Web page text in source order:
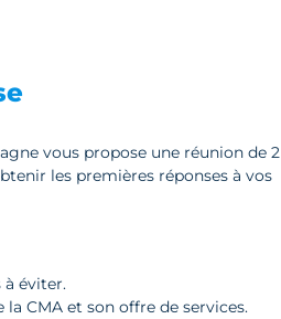
vous propose une réunion de 2
les premières réponses à vos
éviter.
CMA et son offre de services.